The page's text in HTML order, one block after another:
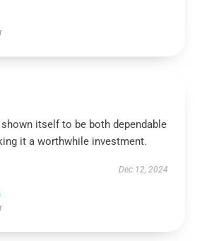
itself to be both dependable
it a worthwhile investment.
Dec 12, 2024